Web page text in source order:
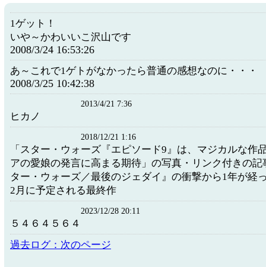
1ゲット！
いや～かわいいこ沢山です
2008/3/24 16:53:26
あ～これで1ゲトがなかったら普通の感想なのに・・・
2008/3/25 10:42:38
2013/4/21 7:36
ヒカノ
2018/12/21 1:16
「スター・ウォーズ『エピソード9』は、マジカルな作
アの愛娘の発言に高まる期待」の写真・リンク付きの記
ター・ウォーズ／最後のジェダイ』の衝撃から1年が経
2月に予定される最終作
2023/12/28 20:11
５４６４５６４
過去ログ：次のページ